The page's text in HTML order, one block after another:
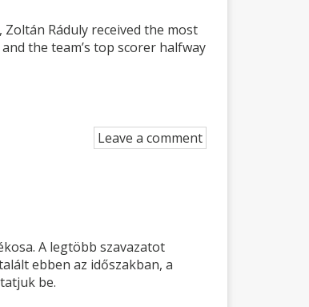
Ráduly received the most
the team’s top scorer halfway
Leave a comment
A legtöbb szavazatot
ebben az időszakban, a
be.